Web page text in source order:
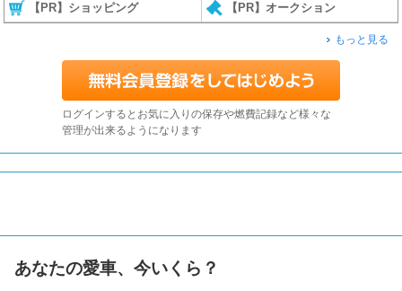
【PR】ショッピング 【PR】オークション
もっと見る
ログインするとお気に入りの保存や燃費記録など様々な
管理が出来るようになります
あなたの愛車、今いくら？